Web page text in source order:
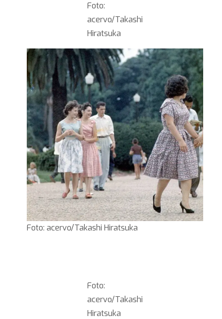
Foto:
acervo/Takashi
Hiratsuka
Foto: acervo/Takashi Hiratsuka
Foto:
acervo/Takashi
Hiratsuka